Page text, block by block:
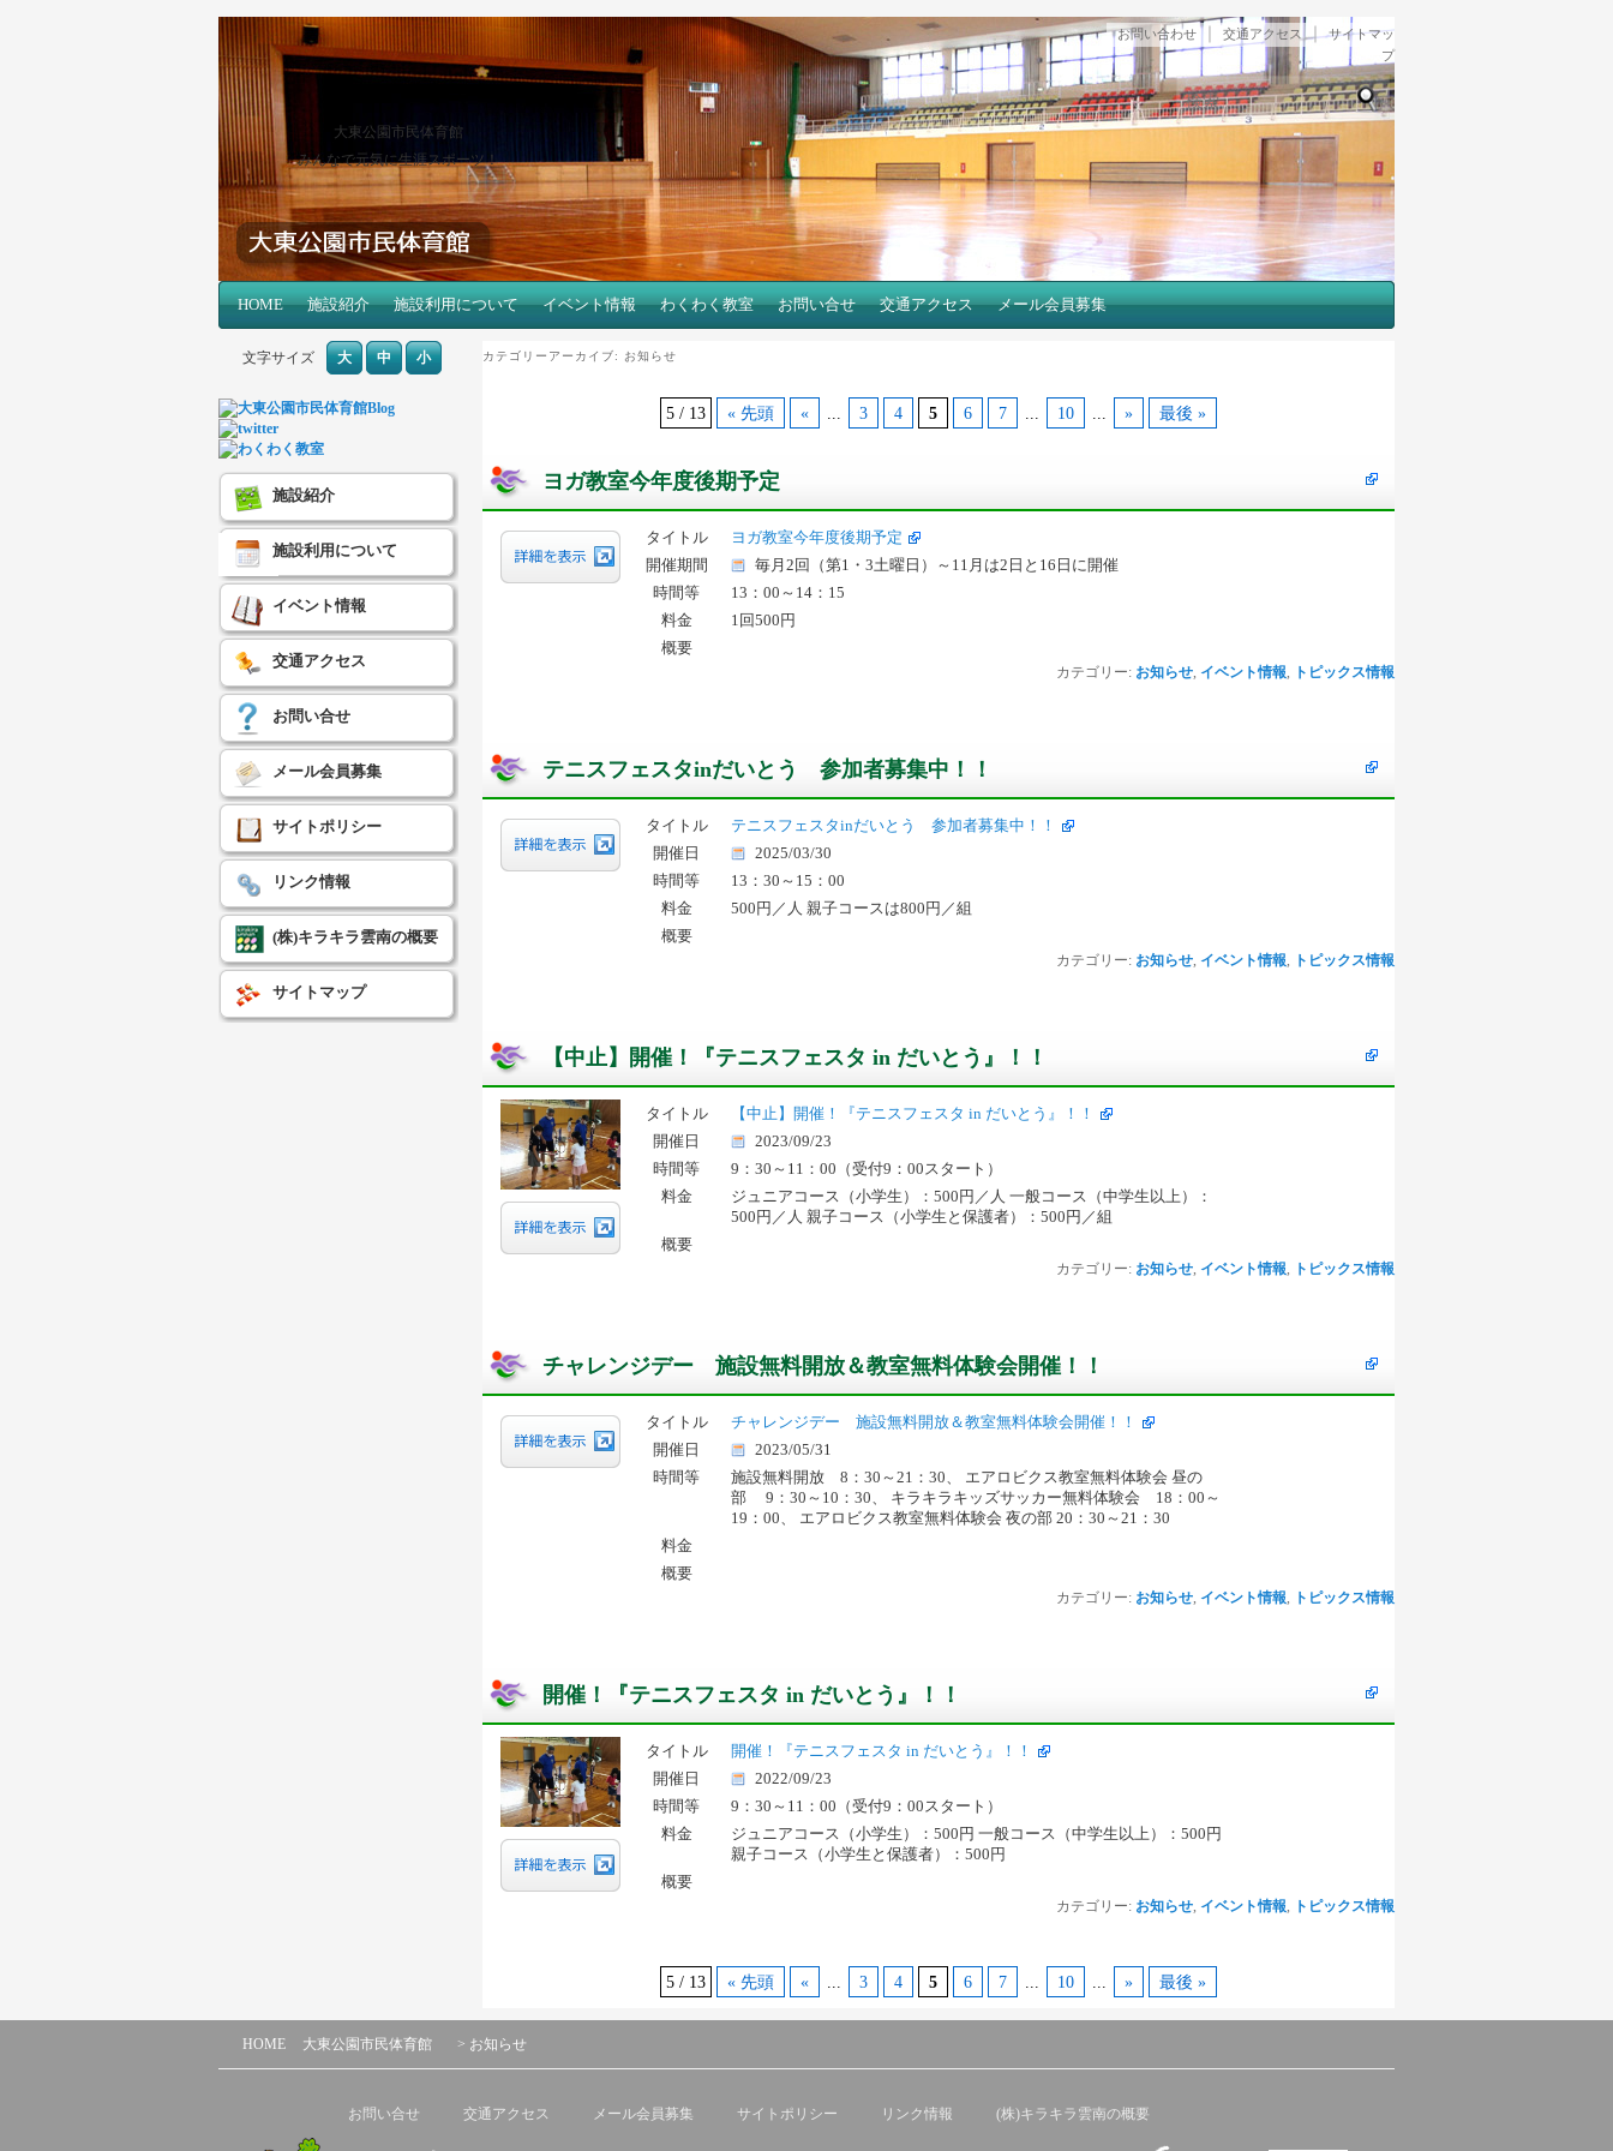
大東公園市民体育館
みんなで元気に生涯スポーツ！
お問い合わせ ｜ 交通アクセス ｜サイトマッ
プ
検索
メインメニュー
メインコンテンツへ移動
サブコンテンツへ移動
HOME 施設紹介 施設利用について イベント情報 わくわく教室 お問い合せ 交通アクセス メール会員募集
カテゴリーアーカイブ: お知らせ
5 / 13 « 先頭 « ... 3 4 5 6 7 ... 10 ... » 最後 »
ヨガ教室今年度後期予定
タイトル
ヨガ教室今年度後期予定
開催期間
毎月2回（第1・3土曜日）～11月は2日と16日に開催
時間等
13：00～14：15
料金
1回500円
概要
カテゴリー: お知らせ, イベント情報, トピックス情報
テニスフェスタinだいとう 参加者募集中！！
タイトル
テニスフェスタinだいとう 参加者募集中！！
開催日
2025/03/30
時間等
13：30～15：00
料金
500円／人 親子コースは800円／組
概要
カテゴリー: お知らせ, イベント情報, トピックス情報
【中止】開催！『テニスフェスタ in だいとう』！！
タイトル
【中止】開催！『テニスフェスタ in だいとう』！！
開催日
2023/09/23
時間等
9：30～11：00（受付9：00スタート）
料金
ジュニアコース（小学生）：500円／人 一般コース（中学生以上）：
500円／人 親子コース（小学生と保護者）：500円／組
概要
カテゴリー: お知らせ, イベント情報, トピックス情報
チャレンジデー 施設無料開放＆教室無料体験会開催！！
タイトル
チャレンジデー 施設無料開放＆教室無料体験会開催！！
開催日
2023/05/31
時間等
施設無料開放 8：30～21：30、 エアロビクス教室無料体験会 昼の
部 9：30～10：30、 キラキラキッズサッカー無料体験会 18：00～
19：00、 エアロビクス教室無料体験会 夜の部 20：30～21：30
料金
概要
カテゴリー: お知らせ イベント情報 トピックス情報
開催！『テニスフェスタ in だいとう』！！
タイトル
開催！『テニスフェスタ in だいとう』！！
開催日
2022/09/23
時間等
9：30～11：00（受付9：00スタート）
料金
ジュニアコース（小学生）：500円 一般コース（中学生以上）：500円
親子コース（小学生と保護者）：500円
概要
カテゴリー: お知らせ イベント情報 トピックス情報
5 / 13 « 先頭 « ... 3 4 5 6 7 ... 10 ... » 最後 »
文字サイズ 大 中 小
施設紹介
施設利用について
イベント情報
交通アクセス
お問い合せ
メール会員募集
サイトポリシー
リンク情報
(株)キラキラ雲南の概要
サイトマップ
HOME 大東公園市民体育館 > お知らせ
お問い合せ 交通アクセス メール会員募集 サイトポリシー リンク情報 (株)キラキラ雲南の概要